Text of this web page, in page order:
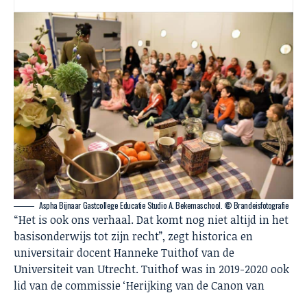
Aspha Bijnaar Gastcollege Educatie Studio A. Bekemaschool. ©Brandeisfotografie
“Het is ook ons verhaal. Dat komt nog niet altijd in het
basisonderwijs tot zijn recht”, zegt historica en
universitair docent Hanneke Tuithof van de
Universiteit van Utrecht. Tuithof was in 2019-2020 ook
lid van de commissie ‘Herijking van de Canon van